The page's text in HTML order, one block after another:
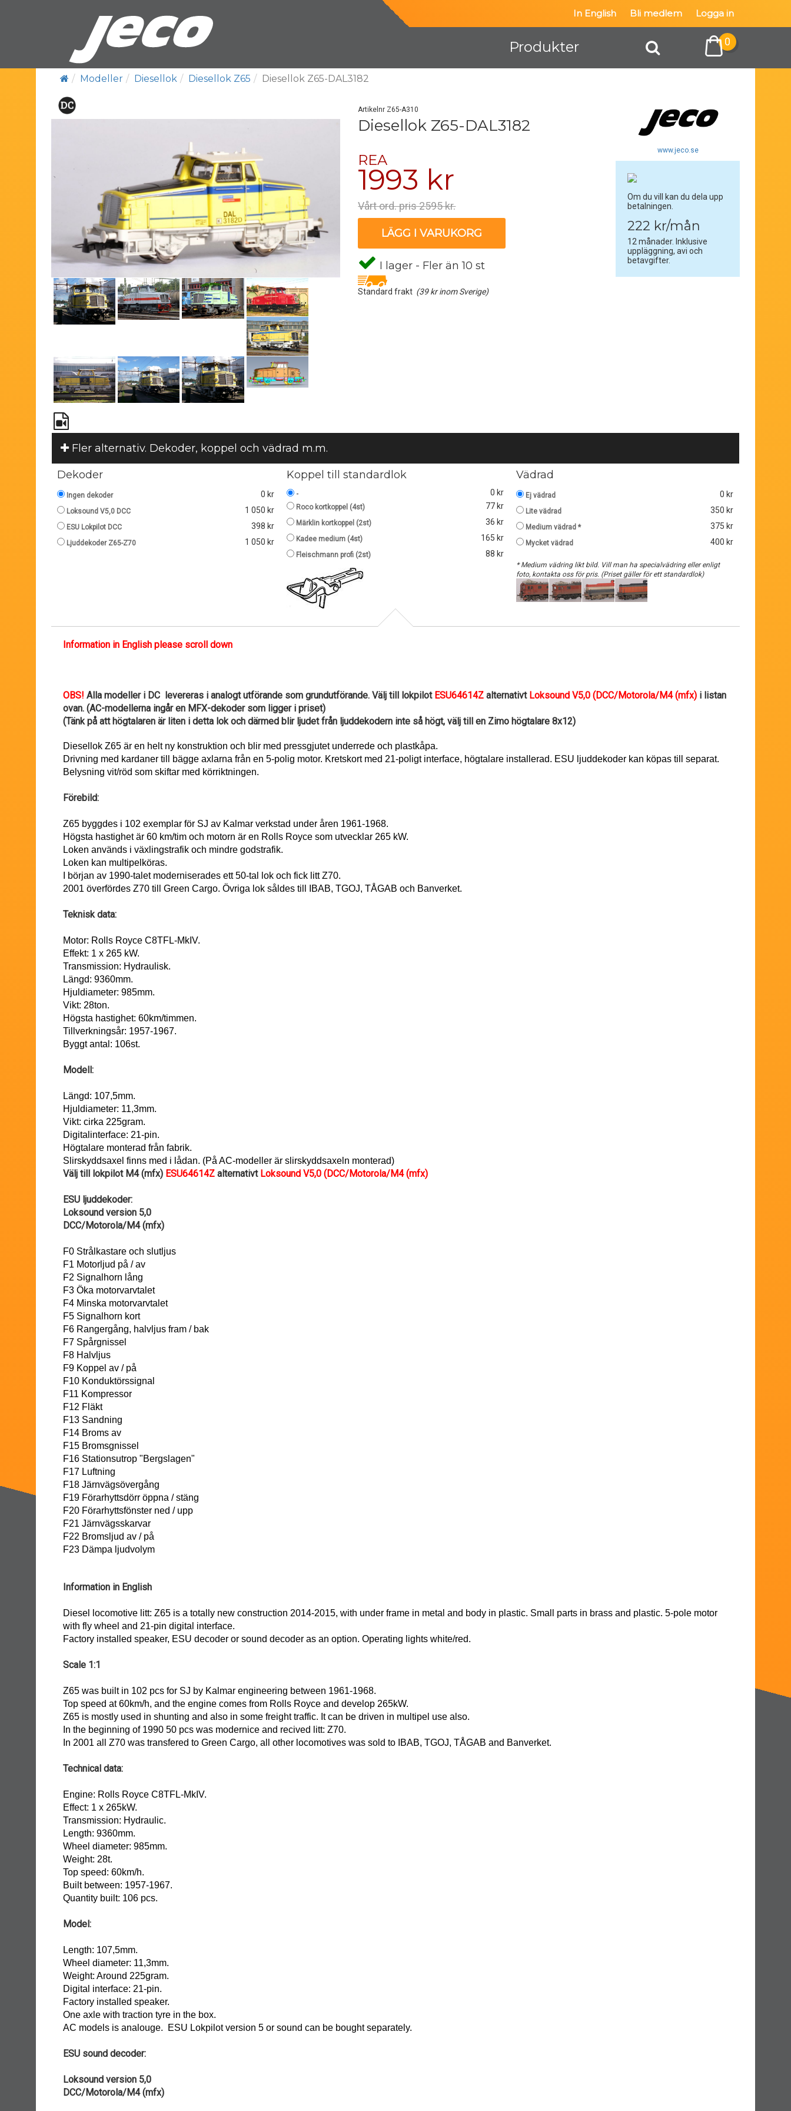
In English Bli medlem Logga in
Produkter 0
Modeller Diesellok Diesellok Z65 Diesellok Z65-DAL3182
Artikelnr Z65-A310
Diesellok Z65-DAL3182
REA
1993 kr
Vårt ord. pris 2595 kr.
LÄGG I VARUKORG
I lager - Fler än 10 st
Standard frakt (39 kr inom Sverige)
www.jeco.se
Om du vill kan du dela upp
betalningen.
222 kr/mån
12 månader. Inklusive
uppläggning, avi och
betavgifter.
Fler alternativ. Dekoder, koppel och vädrad m.m.
Dekoder
Ingen dekoder 0 kr
Loksound V5,0 DCC 1 050 kr
ESU Lokpilot DCC 398 kr
Ljuddekoder Z65-Z70 1 050 kr
Koppel till standardlok
- 0 kr
Roco kortkoppel (4st) 77 kr
Märklin kortkoppel (2st) 36 kr
Kadee medium (4st) 165 kr
Fleischmann profi (2st) 88 kr
Vädrad
Ej vädrad 0 kr
Lite vädrad 350 kr
Medium vädrad * 375 kr
Mycket vädrad 400 kr
* Medium vädring likt bild. Vill man ha specialvädring eller enligt
foto, kontakta oss för pris. (Priset gäller för ett standardlok)
Information in English please scroll down
OBS! Alla modeller i DC levereras i analogt utförande som grundutförande. Välj till lokpilot ESU64614Z alternativt Loksound V5,0 (DCC/Motorola/M4 (mfx) i listan
ovan. (AC-modellerna ingår en MFX-dekoder som ligger i priset)
(Tänk på att högtalaren är liten i detta lok och därmed blir ljudet från ljuddekodern inte så högt, välj till en Zimo högtalare 8x12)
Diesellok Z65 är en helt ny konstruktion och blir med pressgjutet underrede och plastkåpa.
Drivning med kardaner till bägge axlarna från en 5-polig motor. Kretskort med 21-poligt interface, högtalare installerad. ESU ljuddekoder kan köpas till separat.
Belysning vit/röd som skiftar med körriktningen.
Förebild:
Z65 byggdes i 102 exemplar för SJ av Kalmar verkstad under åren 1961-1968.
Högsta hastighet är 60 km/tim och motorn är en Rolls Royce som utvecklar 265 kW.
Loken används i växlingstrafik och mindre godstrafik.
Loken kan multipelköras.
I början av 1990-talet moderniserades ett 50-tal lok och fick litt Z70.
2001 överfördes Z70 till Green Cargo. Övriga lok såldes till IBAB, TGOJ, TÅGAB och Banverket.
Teknisk data:
Motor: Rolls Royce C8TFL-MkIV.
Effekt: 1 x 265 kW.
Transmission: Hydraulisk.
Längd: 9360mm.
Hjuldiameter: 985mm.
Vikt: 28ton.
Högsta hastighet: 60km/timmen.
Tillverkningsår: 1957-1967.
Byggt antal: 106st.
Modell:
Längd: 107,5mm.
Hjuldiameter: 11,3mm.
Vikt: cirka 225gram.
Digitalinterface: 21-pin.
Högtalare monterad från fabrik.
Slirskyddsaxel finns med i lådan. (På AC-modeller är slirskyddsaxeln monterad)
Välj till lokpilot M4 (mfx) ESU64614Z alternativt Loksound V5,0 (DCC/Motorola/M4 (mfx)
ESU ljuddekoder:
Loksound version 5,0
DCC/Motorola/M4 (mfx)
F0 Strålkastare och slutljus
F1 Motorljud på / av
F2 Signalhorn lång
F3 Öka motorvarvtalet
F4 Minska motorvarvtalet
F5 Signalhorn kort
F6 Rangergång, halvljus fram / bak
F7 Spårgnissel
F8 Halvljus
F9 Koppel av / på
F10 Konduktörssignal
F11 Kompressor
F12 Fläkt
F13 Sandning
F14 Broms av
F15 Bromsgnissel
F16 Stationsutrop "Bergslagen"
F17 Luftning
F18 Järnvägsövergång
F19 Förarhyttsdörr öppna / stäng
F20 Förarhyttsfönster ned / upp
F21 Järnvägsskarvar
F22 Bromsljud av / på
F23 Dämpa ljudvolym
Information in English
Diesel locomotive litt: Z65 is a totally new construction 2014-2015, with under frame in metal and body in plastic. Small parts in brass and plastic. 5-pole motor
with fly wheel and 21-pin digital interface.
Factory installed speaker, ESU decoder or sound decoder as an option. Operating lights white/red.
Scale 1:1
Z65 was built in 102 pcs for SJ by Kalmar engineering between 1961-1968.
Top speed at 60km/h, and the engine comes from Rolls Royce and develop 265kW.
Z65 is mostly used in shunting and also in some freight traffic. It can be driven in multipel use also.
In the beginning of 1990 50 pcs was modernice and recived litt: Z70.
In 2001 all Z70 was transfered to Green Cargo, all other locomotives was sold to IBAB, TGOJ, TÅGAB and Banverket.
Technical data:
Engine: Rolls Royce C8TFL-MkIV.
Effect: 1 x 265kW.
Transmission: Hydraulic.
Length: 9360mm.
Wheel diameter: 985mm.
Weight: 28t.
Top speed: 60km/h.
Built between: 1957-1967.
Quantity built: 106 pcs.
Model:
Length: 107,5mm.
Wheel diameter: 11,3mm.
Weight: Around 225gram.
Digital interface: 21-pin.
Factory installed speaker.
One axle with traction tyre in the box.
AC models is analouge. ESU Lokpilot version 5 or sound can be bought separately.
ESU sound decoder:
Loksound version 5,0
DCC/Motorola/M4 (mfx)